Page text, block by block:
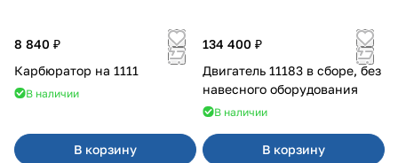
8 840 ₽
Карбюратор на 1111
В наличии
В корзину
134 400 ₽
Двигатель 11183 в сборе, без
навесного оборудования
В наличии
В корзину